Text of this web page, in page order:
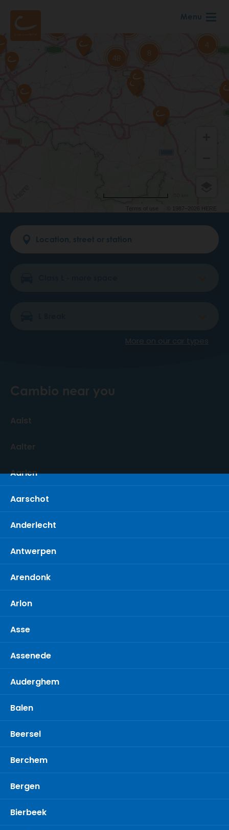
main
Menu
More on our car types
Cambio near you
Aalst
Aalter
Aarlen
Aarschot
Anderlecht
Antwerpen
Arendonk
Arlon
Asse
Assenede
Auderghem
Balen
Beersel
Berchem
Bergen
Bierbeek